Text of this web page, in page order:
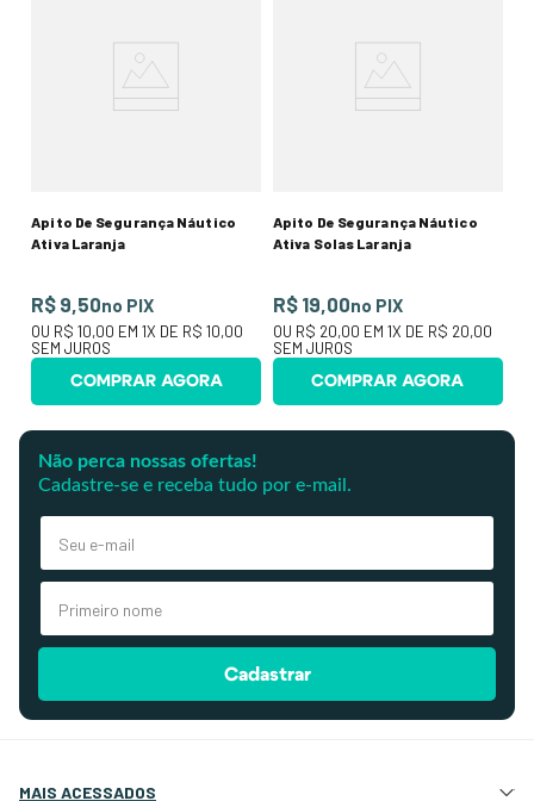
Apito De Segurança Náutico
Ativa Laranja
R$ 9,50no PIX
OU R$ 10,00 EM1X DE R$ 10,00
SEM JUROS
COMPRAR AGORA
Apito De Segurança Náutico
Ativa Solas Laranja
R$ 19,00no PIX
OU R$ 20,00 EM 1X DE R$ 20,00
SEM JUROS
COMPRAR AGORA
Não perca nossas ofertas!
Cadastre-se e receba tudo por e-mail.
Cadastrar
MAIS ACESSADOS